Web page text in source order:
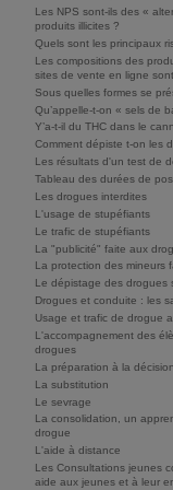
Les NPS sont-ils des «
produits illicites ?
Quels sont les principaux
Les compositions des
sites de vente en ligne
Sous quelles formes se
Qu’appelle-t-on « sels de
Y’a-t-il du THC dans le
Comment dépiste t-on les
Les résultats d'un test de
Tableau des durées de
Les drogues interdites
L'usage de stupéfiants
Le trafic de stupéfiants
La "publicité" faite aux
La protection des mineurs
Le dépistage des drogues
Drogues et conduite : les
Usage et trafic de drogue
L'accompagnement des
drogues
La préparation à la décision
La substitution
Le sevrage
La consolidation, un
drogue
L'aide à distance
Les Consultations jeunes
aide aux jeunes et à leur